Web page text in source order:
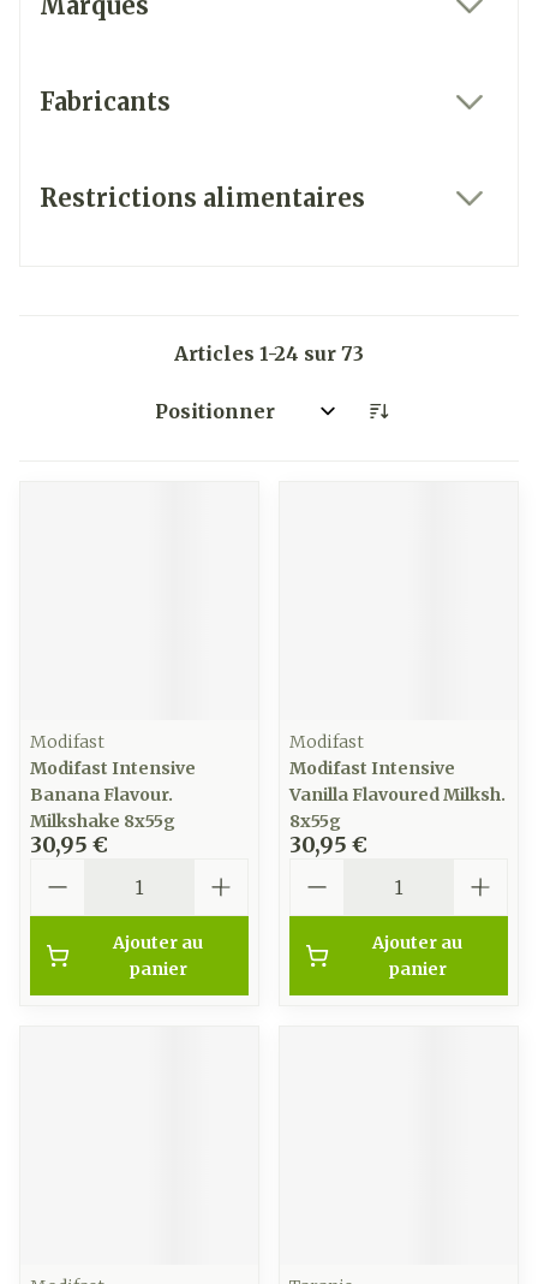
Fabricants
Restrictions alimentaires
Articles 1-24 sur 73
Trier par:
Modifast
Modifast Intensive
Banana Flavour.
Milkshake 8x55g
30,95 €
Ajouter au
panier
Modifast
Modifast Intensive
Vanilla Flavoured Milksh.
8x55g
30,95 €
Ajouter au
panier